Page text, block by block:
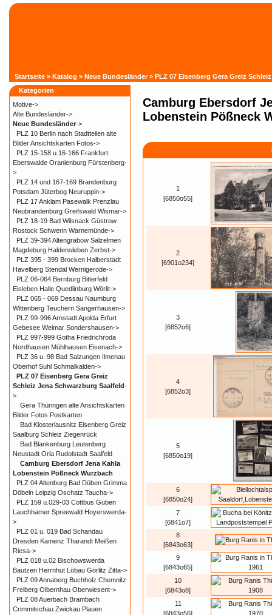
Startseite » Katalog » Neue Bundesländer» PLZ 07 Eisenberg Gera Greiz
Camburg Ebersdorf
Lobenstein Pößneck
1
[6850o55]
2
[6901o234]
3
[6852o6]
4
[6852o3]
5
[6850o19]
6
[6850o24]
7
[6841o7]
8
[6843o63]
9
[6843o65]
10
[6843o8]
11
[6843o56]
Kategorien
Motive->
Alte Bundesländer->
Neue Bundesländer->
PLZ 10 Berlin nach Stadtteilen alte
Bilder Ansichtskarten Fotos->
PLZ 15-158 u.16-166 Frankfurt
Eberswalde Oranienburg Fürstenberg-
>
PLZ 14 und 167-169 Brandenburg
Potsdam Jüterbog Neuruppin->
PLZ 17 Anklam Pasewalk Prenzlau
Neubrandenburg Greifswald Wismar->
PLZ 18-19 Bad Wilsnack Güstrow
Rostock Schwerin Warnemünde->
PLZ 39-394 Altengrabow Salzelmen
Magdeburg Haldensleben Zerbst->
PLZ 395 - 399 Brocken Halberstadt
Havelberg Stendal Wernigerode->
PLZ 06-064 Bernburg Bitterfeld
Eisleben Halle Quedlinburg Wörlit->
PLZ 065 - 069 Dessau Naumburg
Wittenberg Teuchern Sangerhausen->
PLZ 99-996 Arnstadt Apolda Erfurt
Gebesee Weimar Sondershausen->
PLZ 997-999 Gotha Friedrichroda
Nordhausen Mühlhausen Eisenach->
PLZ 36 u. 98 Bad Salzungen Ilmenau
Oberhof Suhl Schmalkalden->
PLZ 07 Eisenberg Gera Greiz
Schleiz Jena Schwarzburg Saalfeld-
>
Gera Thüringen alte Ansichtskarten
Bilder Fotos Postkarten
Bad Klosterlausnitz Eisenberg Greiz
Saalburg Schleiz Ziegenrück
Bad Blankenburg Leutenberg
Neustadt Orla Rudolstadt Saalfeld
Camburg Ebersdorf Jena Kahla
Lobenstein Pößneck Wurzbach
PLZ 04 Altenburg Bad Düben Grimma
Döbeln Leipzig Oschatz Taucha->
PLZ 159 u.029-03 Cottbus Guben
Lauchhamer Spreewald Hoyerswerda-
>
PLZ 01 u. 019 Bad Schandau
Dresden Kamenz Tharandt Meißen
Riesa->
PLZ 018 u.02 Bischowswerda
Bautzen Herrnhut Löbau Görlitz Zitta->
PLZ 09 Annaberg Buchholz Chemnitz
Freiberg Olbernhau Oberwiesent->
PLZ 08 Auerbach Brambach
Crimmitschau Zwickau Plauen